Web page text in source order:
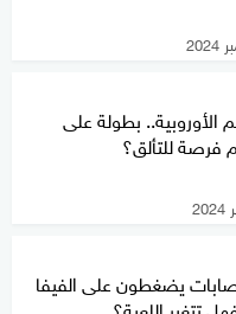
الأوروبية.. بطولة على
فرصة للتألق؟
يضغطون على الفيفا